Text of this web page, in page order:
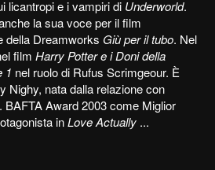
licantropi e i vampiri di Underworld.
la sua voce per il film
della Dreamworks Giù per il tubo. Nel
filmHarry Potter e i Doni della
1 nel ruolo di Rufus Scrimgeour. È
Nighy, nata dalla relazione con
BAFTA Award 2003 come Miglior
inLove Actually ...